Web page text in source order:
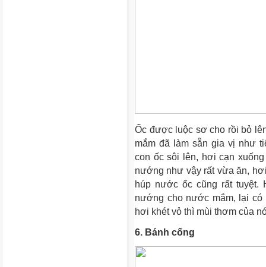
Ốc được luộc sơ cho rồi bỏ
mắm đã làm sẵn gia vị như
con ốc sôi lên, hơi cạn
nướng như vậy rất vừa ăn,
húp nước ốc cũng rất
nướng cho nước mắm, lại
hơi khét vỏ thì mùi thơm của
6. Bánh cống